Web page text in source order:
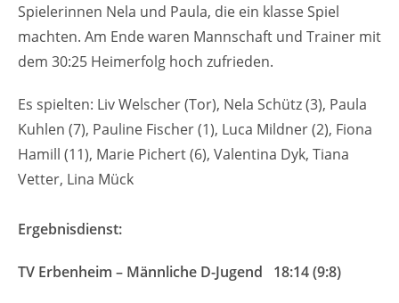
Spielerinnen Nela und Paula, die ein klasse Spiel
machten. Am Ende waren Mannschaft und Trainer mit
dem 30:25 Heimerfolg hoch zufrieden.
Es spielten: Liv Welscher (Tor), Nela Schütz (3), Paula
Kuhlen (7), Pauline Fischer (1), Luca Mildner (2), Fiona
Hamill (11), Marie Pichert (6), Valentina Dyk, Tiana
Vetter, Lina Mück
Ergebnisdienst:
TV Erbenheim – Männliche D-Jugend 18:14 (9:8)